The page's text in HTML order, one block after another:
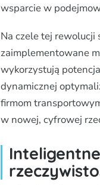
wsparcie w
Na czele tej rewolucji
zaimplementowane
wykorzystują
dynamicznej
firmom
w nowej, cyfrowej